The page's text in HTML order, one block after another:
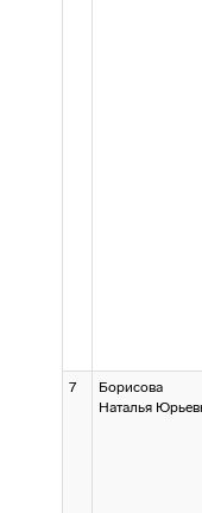
7
Борисова
Наталья